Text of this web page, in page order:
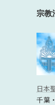
宗教
日本
千葉